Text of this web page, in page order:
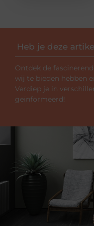
Heb je deze
Ontdek de
wij te bieden hebben
Verdiep je in
geïnformeerd!